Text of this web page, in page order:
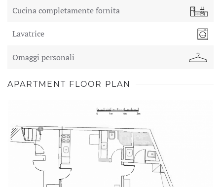
Cucina completamente fornita
Lavatrice
Omaggi personali
APARTMENT FLOOR PLAN